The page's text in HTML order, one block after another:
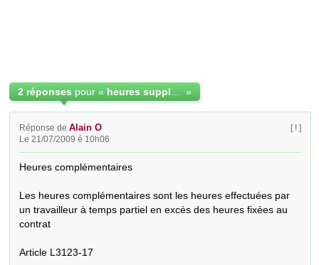
2 réponses pour « »
Réponse deAlain O
Le 21/07/2009 é 10h06
[ ! ]
Heures complémentaires
Les heures complémentaires sont les heures effectuées par
un travailleur à temps partiel en excès des heures fixées au
contrat
Article L3123-17